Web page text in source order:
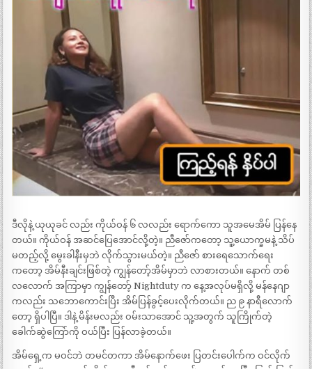
ဒီလိုနဲ့ ယုယုခင် လည်း ကိုယ်ဝန် ၆ လလည်း ရောက်ကော သူအမေအိမ် ပြန်နေ
တယ်။ ကိုယ်ဝန် အဆင်ပြေအောင်လို့တဲ့။ ညီဇော်ကတော့ သူ့ယောက္ခမနဲ့ သိပ်
မတည့်လို့ မွေးခါနီးမှဘဲ လိုက်သွားမယ်တဲ့။ ညီဇော် စားရေသောက်ရေး
ကတော့ အိမ်နီးချင်းဖြစ်တဲ့ ကျွန်တော့်အိမ်မှာဘဲ လာစားတယ်။ နောက် တစ်
လလောက် အကြာမှာ ကျွန်တော့် Nightduty က နေ့အလုပ်မရှိလို့ မန်နေဂျာ
ကလည်း သဘောကောင်းပြီး အိမ်ပြန်ခွင့်ပေးလိုက်တယ်။ ည ၉ နာရီလောက်
တော့ ရှိပါပြီ။ ဒါနဲ့ မိန်းမလည်း ဝမ်းသာအောင် သူ့အတွက် သူကြိုက်တဲ့
ခေါက်ဆွဲကြော်ကို ဝယ်ပြီး ပြန်လာခဲ့တယ်။
အိမ်ရှေ့က မဝင်ဘဲ တမင်တကာ အိမ်နောက်ဖေး ပြတင်းပေါက်က ဝင်လိုက်